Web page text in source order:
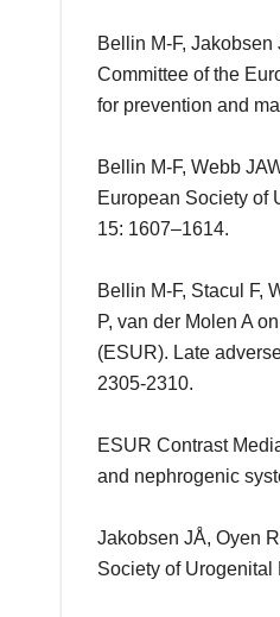
Bellin M-F,
Committee of the
for prevention and
Bellin M-F, Webb
European Society of
15: 1607–1614.
Bellin M-F, Stacul F,
P, van der Molen A
(ESUR). Late
2305-2310.
ESUR Contrast
and nephrogenic
Jakobsen JÅ, Oyen
Society of Urogenital